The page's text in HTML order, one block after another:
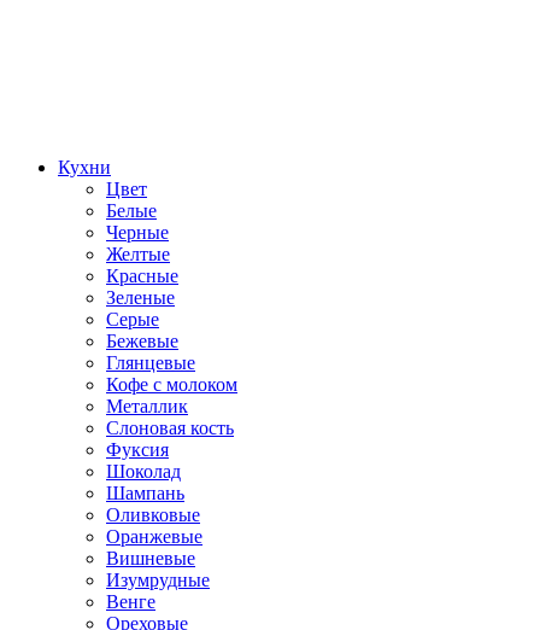
Кухни
Цвет
Белые
Черные
Желтые
Красные
Зеленые
Серые
Бежевые
Глянцевые
Кофе с молоком
Металлик
Слоновая кость
Фуксия
Шоколад
Шампань
Оливковые
Оранжевые
Вишневые
Изумрудные
Венге
Ореховые